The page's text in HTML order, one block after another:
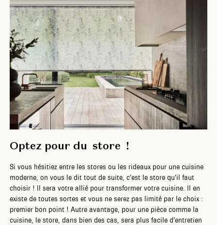
Optez pour du store !
Si vous hésitiez entre les stores ou les rideaux pour une cuisine
moderne, on vous le dit tout de suite, c’est le store qu’il faut
choisir ! Il sera votre allié pour transformer votre cuisine. Il en
existe de toutes sortes et vous ne serez pas limité par le choix :
premier bon point ! Autre avantage, pour une pièce comme la
cuisine, le store, dans bien des cas, sera plus facile d’entretien